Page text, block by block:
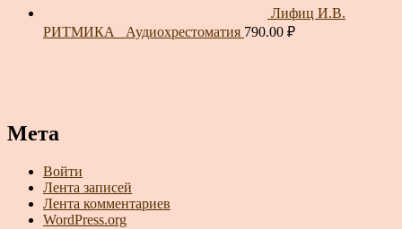
Лифиц И.В.
РИТМИКА_ Аудиохрестоматия 790.00 ₽
Мета
Войти
Лента записей
Лента комментариев
WordPress.org